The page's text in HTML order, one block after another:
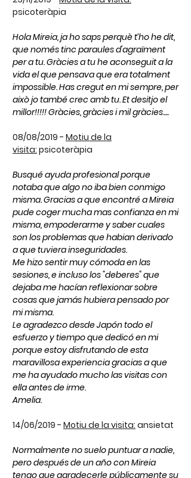
psicoteràpia
Hola Mireia, ja ho saps perquè t’ho he dit,
que només tinc paraules d'agraïment
per a tu. Gràcies a tu he aconseguit a la
vida el que pensava que era totalment
impossible. Has cregut en mi sempre, per
això jo també crec amb tu. Et desitjo el
millor!!!!! Gràcies, gràcies i mil gràcies.....
08/08/2019 - Motiu de la
visita: psicoteràpia
Busqué ayuda profesional porque
notaba que algo no iba bien conmigo
misma. Gracias a que encontré a Mireia
pude coger mucha mas confianza en mi
misma, empoderarme y saber cuales
son los problemas que habian derivado
a que tuviera inseguridades.
Me hizo sentir muy cómoda en las
sesiones, e incluso los "deberes" que
dejaba me hacían reflexionar sobre
cosas que jamás hubiera pensado por
mi misma.
Le agradezco desde Japón todo el
esfuerzo y tiempo que dedicó en mi
porque estoy disfrutando de esta
maravillosa experiencia gracias a que
me ha ayudado mucho las visitas con
ella antes de irme.
Amelia.
14/06/2019 - Motiu de la visita: ansietat
Normalmente no suelo puntuar a nadie,
pero después de un año con Mireia
tengo que agradecerle públicamente su